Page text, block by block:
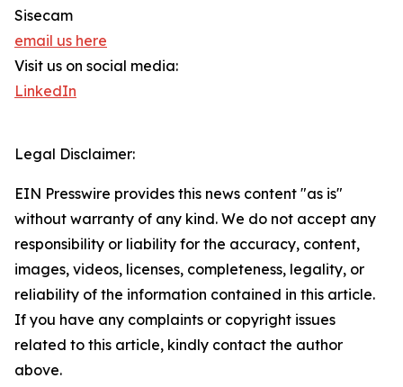
Sisecam
email us here
Visit us on social media:
LinkedIn
Legal Disclaimer:
EIN Presswire provides this news content "as is"
without warranty of any kind. We do not accept any
responsibility or liability for the accuracy, content,
images, videos, licenses, completeness, legality, or
reliability of the information contained in this article.
If you have any complaints or copyright issues
related to this article, kindly contact the author
above.